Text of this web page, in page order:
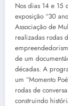
Nos dias 14 e 15
exposição “30
Associação de
realizadas rodas
de um
décadas. A
um “Momento
rodas de
construindo